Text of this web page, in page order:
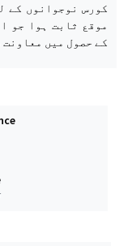
کورس نوجوانوں کے
موقع ثابت ہوا جو
کے حصول میں معاونت